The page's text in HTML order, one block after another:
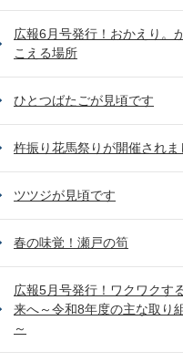
広報6月号発行！おかえり。
こえる場所
ひとつばたごが見頃です
杵振り花馬祭りが開催されま
ツツジが見頃です
春の味覚！瀬戸の筍
広報5月号発行！ワクワクす
来へ～令和8年度の主な取り
～